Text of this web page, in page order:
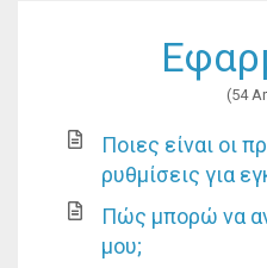
54
Ποιες είναι οι
ρυθμίσεις για
Πώς μπορώ να
μου;